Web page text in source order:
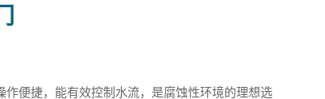
便捷，能有效控制水流，是腐蚀性环境的理想选